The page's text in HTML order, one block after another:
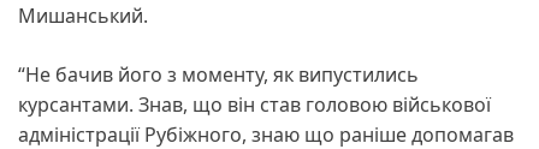
Мишанський.
“Не бачив його з моменту, як випустились
курсантами. Знав, що він став головою військової
адміністрації Рубіжного, знаю що раніше допомагав